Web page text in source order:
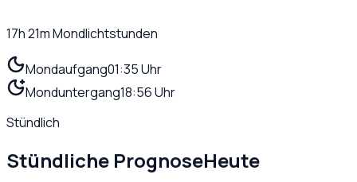
17h 21mMondlichtstunden
Mondaufgang01:35 Uhr
Monduntergang18:56 Uhr
Stündlich
Stündliche PrognoseHeute